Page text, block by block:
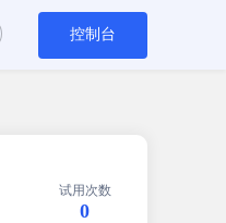
控制台
试用次数
0